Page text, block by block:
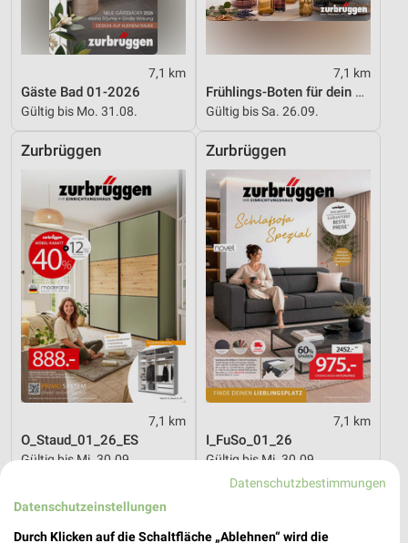
7,1 km
Gäste Bad 01-2026
Gültig bis Mo. 31.08.
7,1 km
Frühlings-Boten für dein Zuhause
Gültig bis Sa. 26.09.
Zurbrüggen
7,1 km
O_Staud_01_26_ES
Gültig bis Mi. 30.09.
Zurbrüggen
7,1 km
I_FuSo_01_26
Gültig bis Mi. 30.09.
Zurbrüggen
Datenschutzbestimmungen
Datenschutzeinstellungen
Durch Klicken auf die Schaltfläche „Ablehnen“ wird die